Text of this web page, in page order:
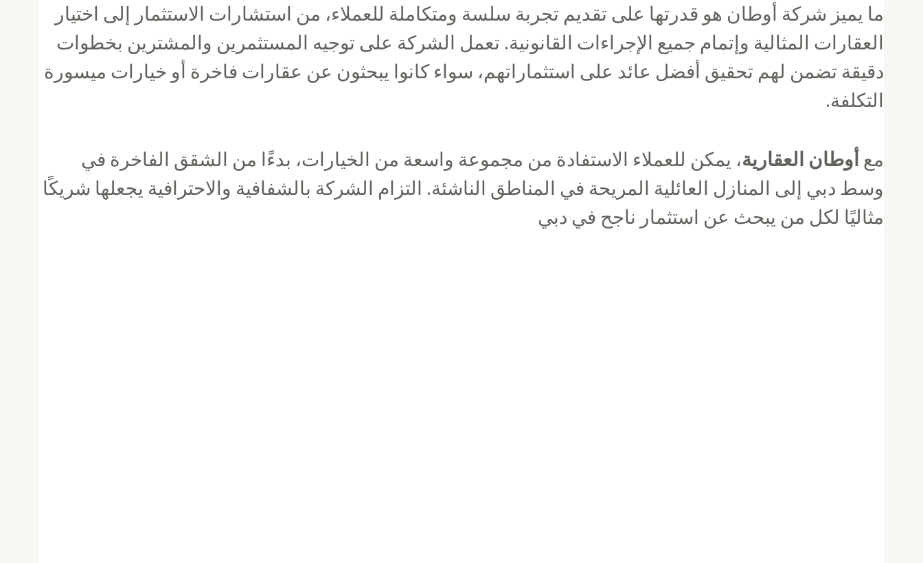
ما يميز شركة أوطان هو قدرتها على تقديم تجربة سلسة ومتكاملة للعملاء، من استشارات الاستثمار إلى اختيار
العقارات المثالية وإتمام جميع الإجراءات القانونية. تعمل الشركة على توجيه المستثمرين والمشترين بخطوات
دقيقة تضمن لهم تحقيق أفضل عائد على استثماراتهم، سواء كانوا يبحثون عن عقارات فاخرة أو خيارات ميسورة
التكلفة.
معأوطان العقارية، يمكن للعملاء الاستفادة من مجموعة واسعة من الخيارات، بدءًا من الشقق الفاخرة في
وسط دبي إلى المنازل العائلية المريحة في المناطق الناشئة. التزام الشركة بالشفافية والاحترافية يجعلها شريكًا
مثاليًا لكل من يبحث عن استثمار ناجح في دبي